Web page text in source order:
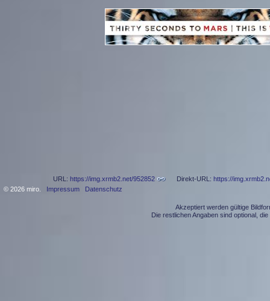
URL: https://img.xrmb2.net/952852 Direkt-URL: https://
© 2026 miro. Impressum Datenschutz
Akzeptiert werden gültige
Die restlichen Angaben sind optional,